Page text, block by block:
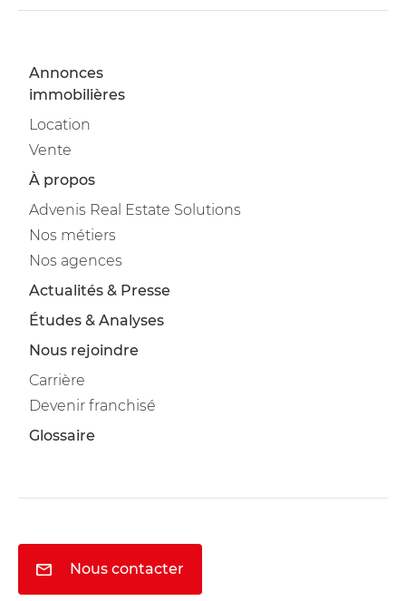
Annonces
immobilières
Location
Vente
À propos
Advenis Real Estate Solutions
Nos métiers
Nos agences
Actualités & Presse
Études & Analyses
Nous rejoindre
Carrière
Devenir franchisé
Glossaire
Nous contacter